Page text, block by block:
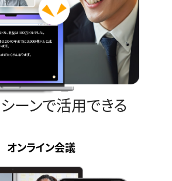
ーンで活用できる
オンライン会議